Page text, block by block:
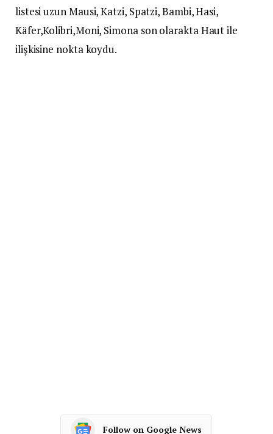
listesi uzun Mausi, Katzi, Spatzi, Bambi, Hasi,
Käfer,Kolibri,Moni, Simona son olarakta Haut ile
ilişkisine nokta koydu.
Follow on Google News